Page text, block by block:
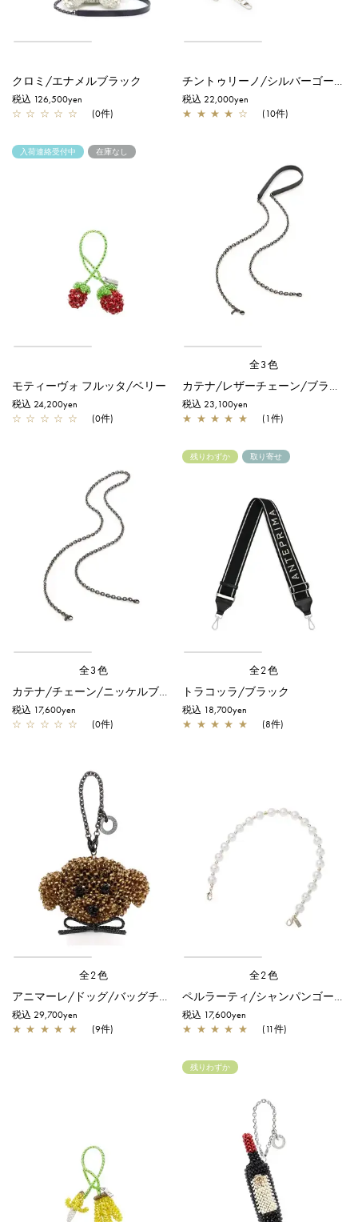
クロミ/エナメルブラック
税込 126,500yen
☆ ☆ ☆ ☆ ☆ (0件)
チントゥリーノ/シルバーゴールド
税込 22,000yen
★ ★ ★ ★ ☆ (10件)
入荷連絡受付中 在庫なし
モティーヴォ フルッタ/ベリー
税込 24,200yen
☆ ☆ ☆ ☆ ☆ (0件)
全3色
カテナ/レザーチェーン/ブラック
税込 23,100yen
★ ★ ★ ★ ★ (1件)
全3色
税込 17,600yen
☆ ☆ ☆ ☆ ☆ (0件)
残りわずか 取り寄せ
全2色
トラコッラ/ブラック
税込 18,700yen
★ ★ ★ ★ ★ (8件)
全2色
アニマーレ/ドッグ/バッグチャーム/ブロンズ
税込 29,700yen
★ ★ ★ ★ ★ (9件)
全2色
ペルラーティ/シャンパンゴールド
税込 17,600yen
★ ★ ★ ★ ★ (11件)
残りわずか